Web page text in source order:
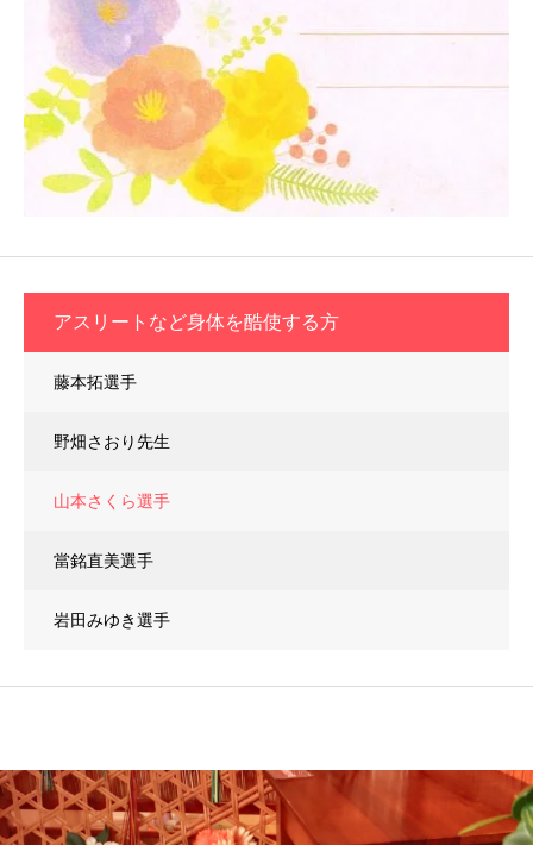
アスリートなど身体を酷使する方
藤本拓選手
野畑さおり先生
山本さくら選手
當銘直美選手
岩田みゆき選手